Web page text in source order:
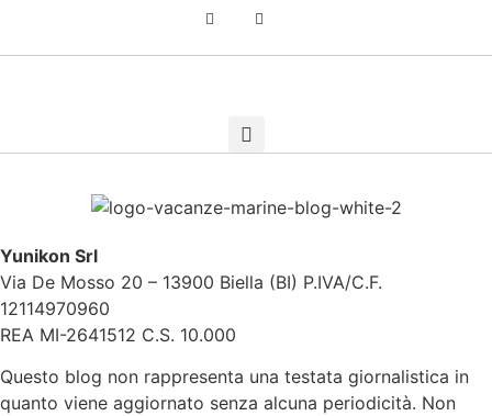
Yunikon Srl
Via De Mosso 20 – 13900 Biella (BI) P.IVA/C.F.
12114970960
REA MI-2641512 C.S. 10.000
Questo blog non rappresenta una testata giornalistica in
quanto viene aggiornato senza alcuna periodicità. Non